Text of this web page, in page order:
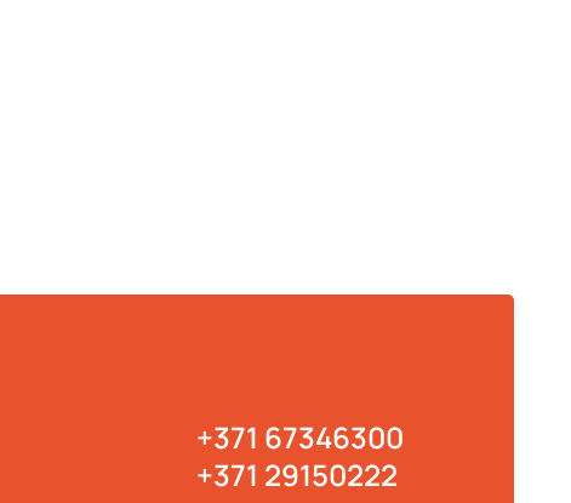
+371 67346300
+371 29150222